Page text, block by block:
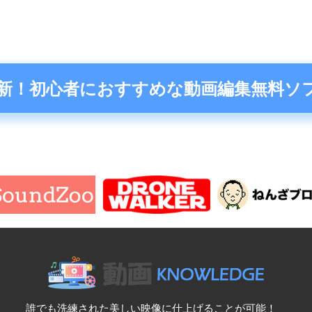
！初心者におすすめな動画編集無料ソ
誰でも洗練された美しい映像に仕上げることが可能！